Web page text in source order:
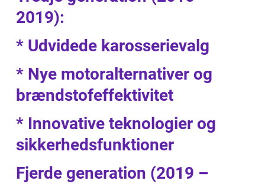
2019):
* Udvidede karosserievalg
* Nye motoralternativer og
brændstofeffektivitet
* Innovative teknologier og
sikkerhedsfunktioner
Fjerde generation (2019 –